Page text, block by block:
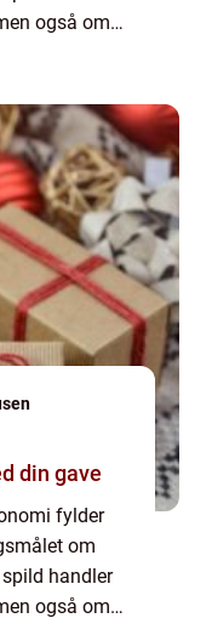
også om
din gave
fylder
om
handler
også om